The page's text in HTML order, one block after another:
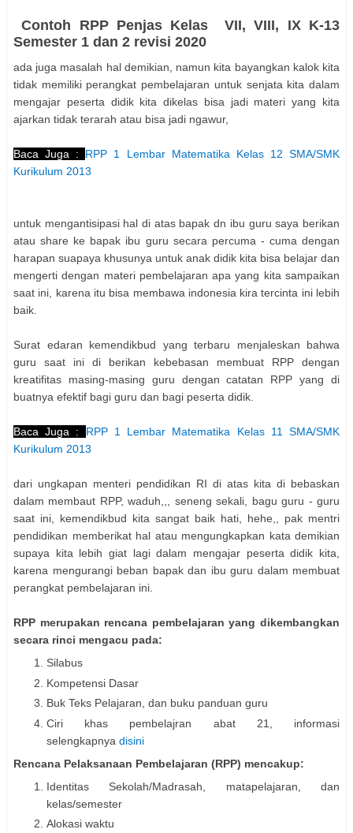
Contoh RPP Penjas Kelas VII, VIII, IX K-13
Semester 1 dan 2 revisi 2020
ada juga masalah hal demikian, namun kita bayangkan kalok kita
tidak memiliki perangkat pembelajaran untuk senjata kita dalam
mengajar peserta didik kita dikelas bisa jadi materi yang kita
ajarkan tidak terarah atau bisa jadi ngawur,
Baca Juga : RPP 1 Lembar Matematika Kelas 12 SMA/SMK
Kurikulum 2013
untuk mengantisipasi hal di atas bapak dn ibu guru saya berikan
atau share ke bapak ibu guru secara percuma - cuma dengan
harapan suapaya khusunya untuk anak didik kita bisa belajar dan
mengerti dengan materi pembelajaran apa yang kita sampaikan
saat ini, karena itu bisa membawa indonesia kira tercinta ini lebih
baik.
Surat edaran kemendikbud yang terbaru menjaleskan bahwa
guru saat ini di berikan kebebasan membuat RPP dengan
kreatifitas masing-masing guru dengan catatan RPP yang di
buatnya efektif bagi guru dan bagi peserta didik.
Baca Juga : RPP 1 Lembar Matematika Kelas 11 SMA/SMK
Kurikulum 2013
dari ungkapan menteri pendidikan RI di atas kita di bebaskan
dalam membaut RPP, waduh,,, seneng sekali, bagu guru - guru
saat ini, kemendikbud kita sangat baik hati, hehe,, pak mentri
pendidikan memberikat hal atau mengungkapkan kata demikian
supaya kita lebih giat lagi dalam mengajar peserta didik kita,
karena mengurangi beban bapak dan ibu guru dalam membuat
perangkat pembelajaran ini.
RPP merupakan rencana pembelajaran yang dikembangkan
secara rinci mengacu pada:
Silabus
Kompetensi Dasar
Buk Teks Pelajaran, dan buku panduan guru
Ciri khas pembelajran abat 21, informasi
selengkapnya disini
Rencana Pelaksanaan Pembelajaran (RPP) mencakup:
Identitas Sekolah/Madrasah, matapelajaran, dan
kelas/semester
Alokasi waktu